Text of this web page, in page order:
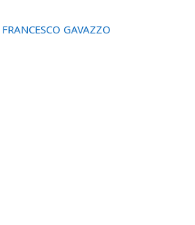
FRANCESCO GAVAZZO